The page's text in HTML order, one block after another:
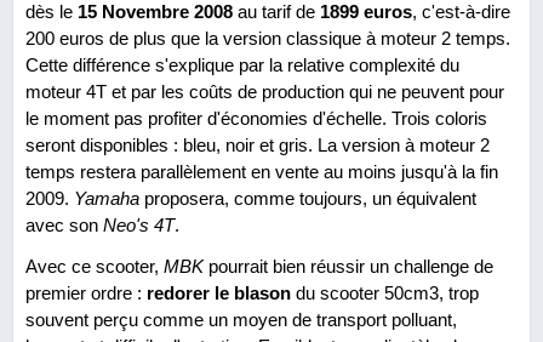
dès le 15 Novembre 2008 au tarif de 1899 euros, c'est-à-dire
200 euros de plus que la version classique à moteur 2 temps.
Cette différence s'explique par la relative complexité du
moteur 4T et par les coûts de production qui ne peuvent pour
le moment pas profiter d'économies d'échelle. Trois coloris
seront disponibles : bleu, noir et gris. La version à moteur 2
temps restera parallèlement en vente au moins jusqu'à la fin
2009. Yamaha proposera, comme toujours, un équivalent
avec son Neo's 4T.
Avec ce scooter, MBKpourrait bien réussir un challenge de
premier ordre : redorer le blason du scooter 50cm3, trop
souvent perçu comme un moyen de transport polluant,